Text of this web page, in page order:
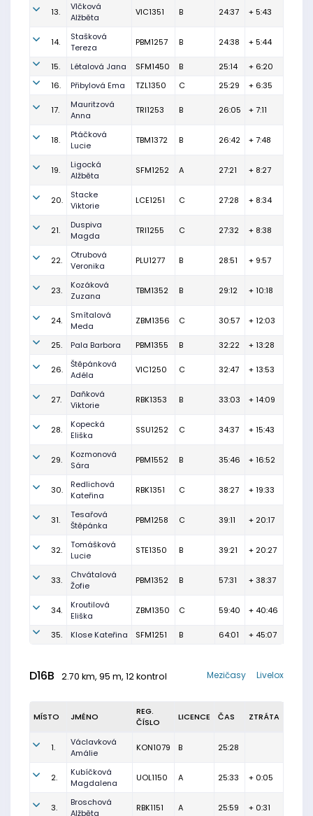
13.
Vlčková
Alžběta
VIC1351 B 24:37 + 5:43
14.
Stašková
Tereza
PBM1257 B 24:38 + 5:44
15. Létalová Jana SFM1450 B 25:14
+ 6:20
16.
Přibylová Ema TZL1350 C 25:29 + 6:35
17.
Mauritzová
Anna
TRI1253 B 26:05 + 7:11
18.
Ptáčková
Lucie
TBM1372 B 26:42 + 7:48
19.
Ligocká
Alžběta
SFM1252 A 27:21 + 8:27
20.
Stacke
Viktorie
LCE1251 C 27:28 + 8:34
21.
Duspiva
Magda
TRI1255 C 27:32 + 8:38
22.
Otrubová
Veronika
PLU1277 B 28:51 + 9:57
23.
Kozáková
Zuzana
TBM1352 B 29:12 + 10:18
24.
Smítalová
Meda
ZBM1356 C 30:57 + 12:03
25. Pala Barbora PBM1355 B 32:22 + 13:28
26.
Štěpánková
Adéla
VIC1250 C 32:47 + 13:53
27.
Daňková
Viktorie
RBK1353 B 33:03 + 14:09
28.
Kopecká
Eliška
SSU1252 C 34:37 + 15:43
29.
Kozmonová
Sára
PBM1552 B 35:46 + 16:52
30.
Redlichová
Kateřina
RBK1351 C 38:27 + 19:33
31.
Tesařová
Štěpánka
PBM1258 C 39:11 + 20:17
32.
Tomášková
Lucie
STE1350 B 39:21 + 20:27
33.
Chvátalová
Žofie
PBM1352 B 57:31 + 38:37
34.
Kroutilová
Eliška
ZBM1350 C 59:40 + 40:46
35. Klose Kateřina SFM1251 B 64:01 + 45:07
D16B 2.70 km, 95 m, 12 kontrol Livelox
Mezičasy
MÍSTO JMÉNO
REG.
ČÍSLO
LICENCE ČAS ZTRÁTA
1.
Václavková
Amálie
KON1079 B 25:28
2.
Kubíčková
Magdalena
UOL1150 A 25:33 + 0:05
3.
Broschová
Alžběta
RBK1151 A 25:59 + 0:31